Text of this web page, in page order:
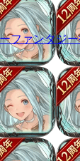
ファンタジ